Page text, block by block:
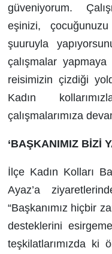
güveniyorum.
eşinizi,
şuuruyla
çalışmalar
reisimizin çizdiği
Kadın
çalışmalarımıza
‘BAŞKANIMIZ BİZİ
İlçe Kadın Kolları
Ayaz’a
“Başkanımız hiçbir
desteklerini
teşkilatlarımızda ki